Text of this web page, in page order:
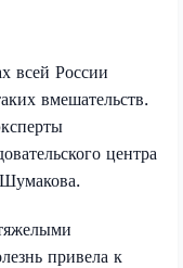
всей России
вмешательств.
центра
привела к